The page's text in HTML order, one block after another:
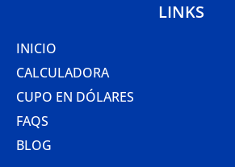
LINKS
INICIO
CALCULADORA
CUPO EN DÓLARES
FAQS
BLOG